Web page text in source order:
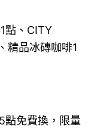
點、CITY
精品冰磚咖啡1
點免費換，限量